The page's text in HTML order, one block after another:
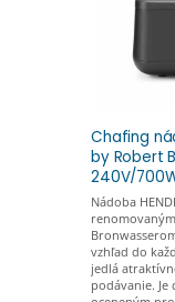
Chafing
by Robert
240V/
čierny,
Nádoba
vzhľad do
jedlá
podávanie.